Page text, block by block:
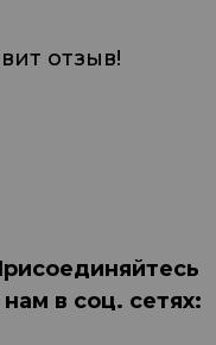
отзыв!
нам в соц. сетях: